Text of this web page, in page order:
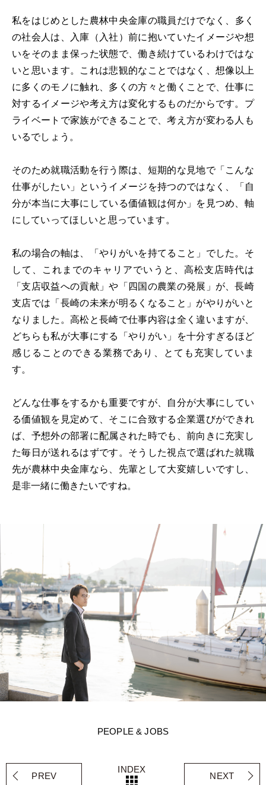
私をはじめとした農林中央金庫の職員だけでなく、多く
の社会人は、入庫（入社）前に抱いていたイメージや想
いをそのまま保った状態で、働き続けているわけではな
いと思います。これは悲観的なことではなく、想像以上
に多くのモノに触れ、多くの方々と働くことで、仕事に
対するイメージや考え方は変化するものだからです。プ
ライベートで家族ができることで、考え方が変わる人も
いるでしょう。
そのため就職活動を行う際は、短期的な見地で「こんな
仕事がしたい」というイメージを持つのではなく、「自
分が本当に大事にしている価値観は何か」を見つめ、軸
にしていってほしいと思っています。
私の場合の軸は、「やりがいを持てること」でした。そ
して、これまでのキャリアでいうと、高松支店時代は
「支店収益への貢献」や「四国の農業の発展」が、長崎
支店では「長崎の未来が明るくなること」がやりがいと
なりました。高松と長崎で仕事内容は全く違いますが、
どちらも私が大事にする「やりがい」を十分すぎるほど
感じることのできる業務であり、とても充実していま
す。
どんな仕事をするかも重要ですが、自分が大事にしてい
る価値観を見定めて、そこに合致する企業選びができれ
ば、予想外の部署に配属された時でも、前向きに充実し
た毎日が送れるはずです。そうした視点で選ばれた就職
先が農林中央金庫なら、先輩として大変嬉しいですし、
是非一緒に働きたいですね。
PEOPLE & JOBS
PREV
INDEX
NEXT